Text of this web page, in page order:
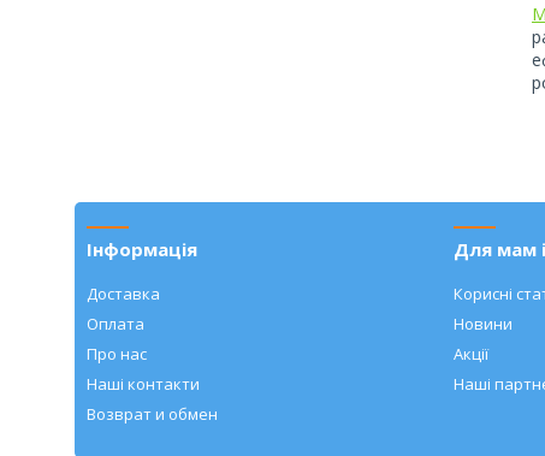
Інформація
Доставка
Оплата
Про нас
Наші контакти
Возврат и обмен
Для мам
Корисні
Новини
Акції
Наші